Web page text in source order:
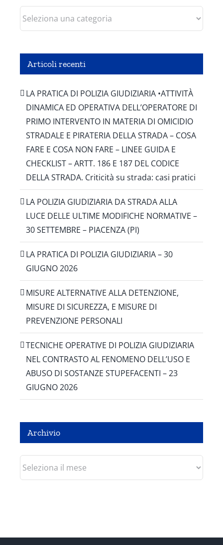
Categorie
Articoli recenti
LA PRATICA DI POLIZIA GIUDIZIARIA •ATTIVITÀ
DINAMICA ED OPERATIVA DELL’OPERATORE DI
PRIMO INTERVENTO IN MATERIA DI OMICIDIO
STRADALE E PIRATERIA DELLA STRADA – COSA
FARE E COSA NON FARE – LINEE GUIDA E
CHECKLIST – ARTT. 186 E 187 DEL CODICE
DELLA STRADA. Criticità su strada: casi pratici
LA POLIZIA GIUDIZIARIA DA STRADA ALLA
LUCE DELLE ULTIME MODIFICHE NORMATIVE –
30 SETTEMBRE – PIACENZA (PI)
LA PRATICA DI POLIZIA GIUDIZIARIA – 30
GIUGNO 2026
MISURE ALTERNATIVE ALLA DETENZIONE,
MISURE DI SICUREZZA, E MISURE DI
PREVENZIONE PERSONALI
TECNICHE OPERATIVE DI POLIZIA GIUDIZIARIA
NEL CONTRASTO AL FENOMENO DELL’USO E
ABUSO DI SOSTANZE STUPEFACENTI – 23
GIUGNO 2026
Archivio
Archivio